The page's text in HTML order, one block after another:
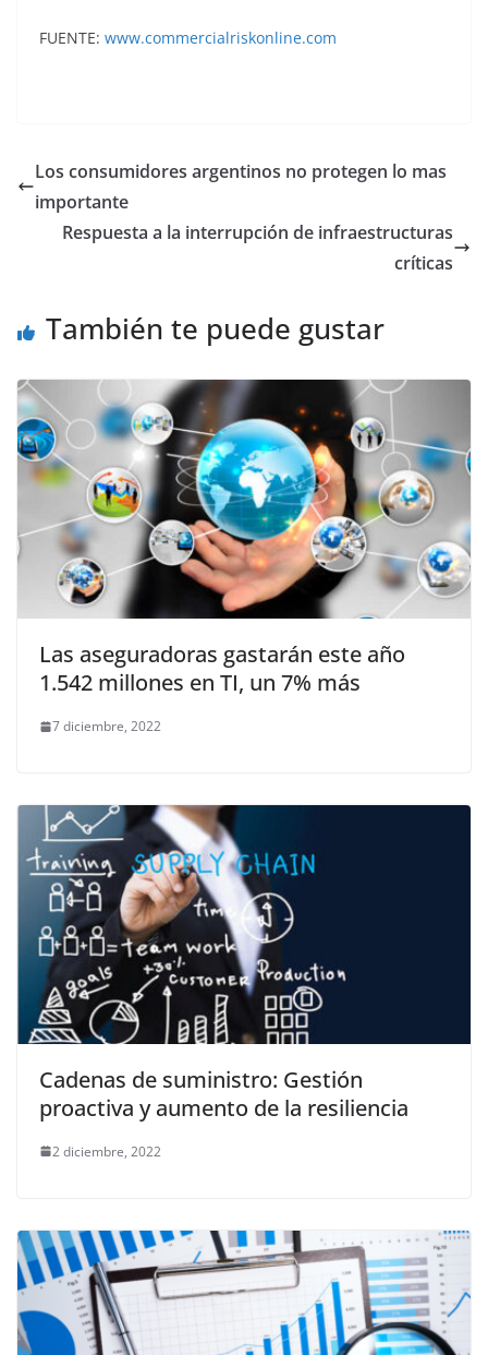
FUENTE: www.commercialriskonline.com
Los consumidores argentinos no protegen lo mas
importante
Respuesta a la interrupción de infraestructuras
críticas
También te puede gustar
Las aseguradoras gastarán este año
1.542 millones en TI, un 7% más
7 diciembre, 2022
Cadenas de suministro: Gestión
proactiva y aumento de la resiliencia
2 diciembre, 2022